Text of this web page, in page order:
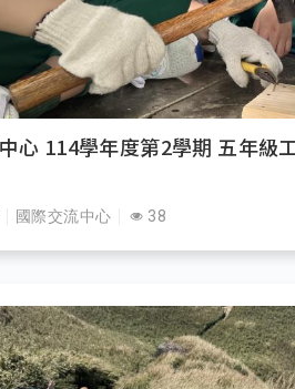
心 114學年度第2學期 五年級
國際交流中心 38